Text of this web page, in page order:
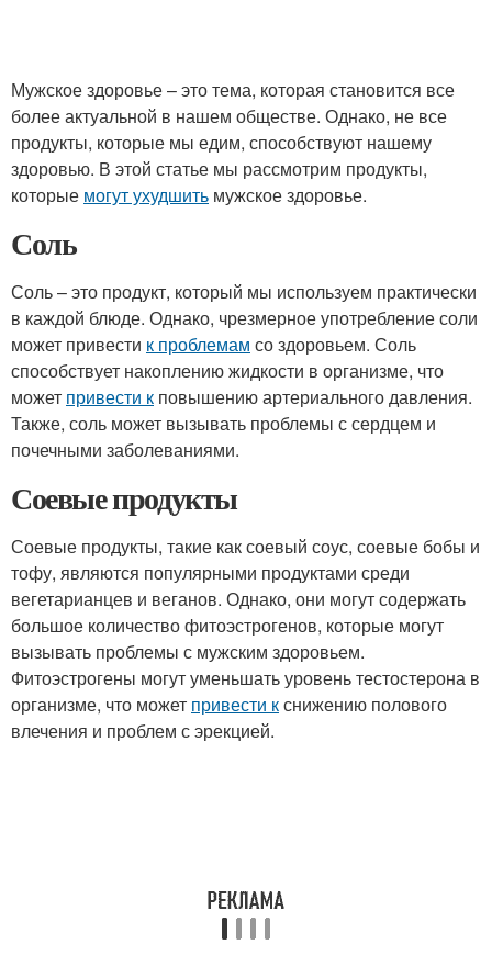
Мужское здоровье – это тема, которая становится все
более актуальной в нашем обществе. Однако, не все
продукты, которые мы едим, способствуют нашему
здоровью. В этой статье мы рассмотрим продукты,
которые могут ухудшить мужское здоровье.
Соль
Соль – это продукт, который мы используем практически
в каждой блюде. Однако, чрезмерное употребление соли
может привести к проблемам со здоровьем. Соль
способствует накоплению жидкости в организме, что
может привести к повышению артериального давления.
Также, соль может вызывать проблемы с сердцем и
почечными заболеваниями.
Соевые продукты
Соевые продукты, такие как соевый соус, соевые бобы и
тофу, являются популярными продуктами среди
вегетарианцев и веганов. Однако, они могут содержать
большое количество фитоэстрогенов, которые могут
вызывать проблемы с мужским здоровьем.
Фитоэстрогены могут уменьшать уровень тестостерона в
организме, что может привести кснижению полового
влечения и проблем с эрекцией.